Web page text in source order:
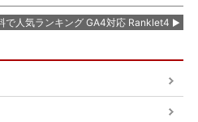
で人気ランキング GA4対応 Ranklet4